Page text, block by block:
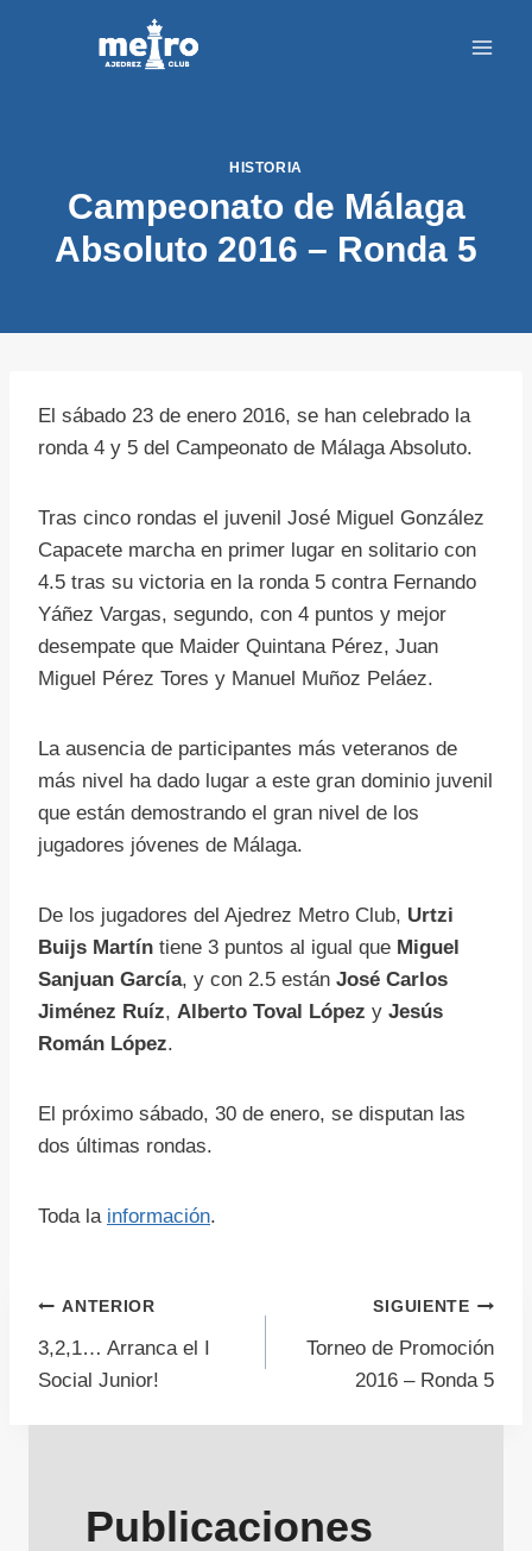
HISTORIA
Campeonato de Málaga
Absoluto 2016 – Ronda 5
El sábado 23 de enero 2016, se han celebrado la
ronda 4 y 5 del Campeonato de Málaga Absoluto.
Tras cinco rondas el juvenil José Miguel González
Capacete marcha en primer lugar en solitario con
4.5 tras su victoria en la ronda 5 contra Fernando
Yáñez Vargas, segundo, con 4 puntos y mejor
desempate que Maider Quintana Pérez, Juan
Miguel Pérez Tores y Manuel Muñoz Peláez.
La ausencia de participantes más veteranos de
más nivel ha dado lugar a este gran dominio juvenil
que están demostrando el gran nivel de los
jugadores jóvenes de Málaga.
De los jugadores del Ajedrez Metro Club, Urtzi
Buijs Martín tiene 3 puntos al igual que Miguel
Sanjuan García, y con 2.5 están José Carlos
Jiménez Ruíz, Alberto Toval López y Jesús
Román López.
El próximo sábado, 30 de enero, se disputan las
dos últimas rondas.
Toda la información.
Navegación
de
ANTERIOR
3,2,1… Arranca el I
Social Junior!
SIGUIENTE
Torneo de Promoción
2016 – Ronda 5
Publicaciones